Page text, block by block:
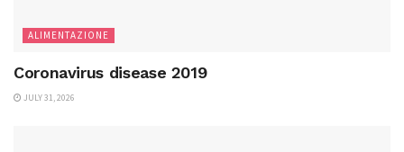
ALIMENTAZIONE
Coronavirus disease 2019
JULY 31, 2026